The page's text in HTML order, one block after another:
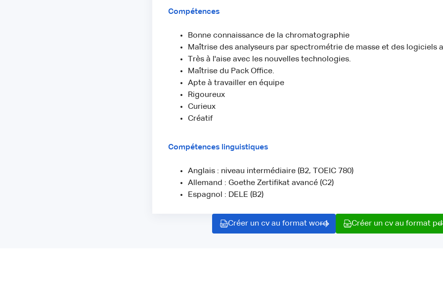
Compétences
Bonne connaissance de la chromatographie
Maîtrise des analyseurs par spectrométrie de masse et des logiciels
Très à l'aise avec les nouvelles technologies.
Maîtrise du Pack Office.
Apte à travailler en équipe
Rigoureux
Curieux
Créatif
Compétences linguistiques
Anglais : niveau intermédiaire (B2, TOEIC 780)
Allemand : Goethe Zertifikat avancé (C2)
Espagnol : DELE (B2)
Créer un cv au format word Créer un cv au format